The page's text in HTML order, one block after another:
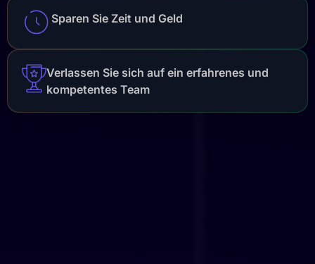
Sparen Sie Zeit und Geld
Verlassen Sie sich auf ein erfahrenes und
kompetentes Team